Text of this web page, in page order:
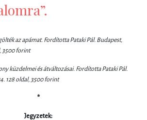
az apámat. Fordította Pataki Pál. Budapest,
3500 forint
küzdelmei és átváltozásai. Fordította Pataki Pál.
128 oldal, 3500 forint
*
Jegyzetek: